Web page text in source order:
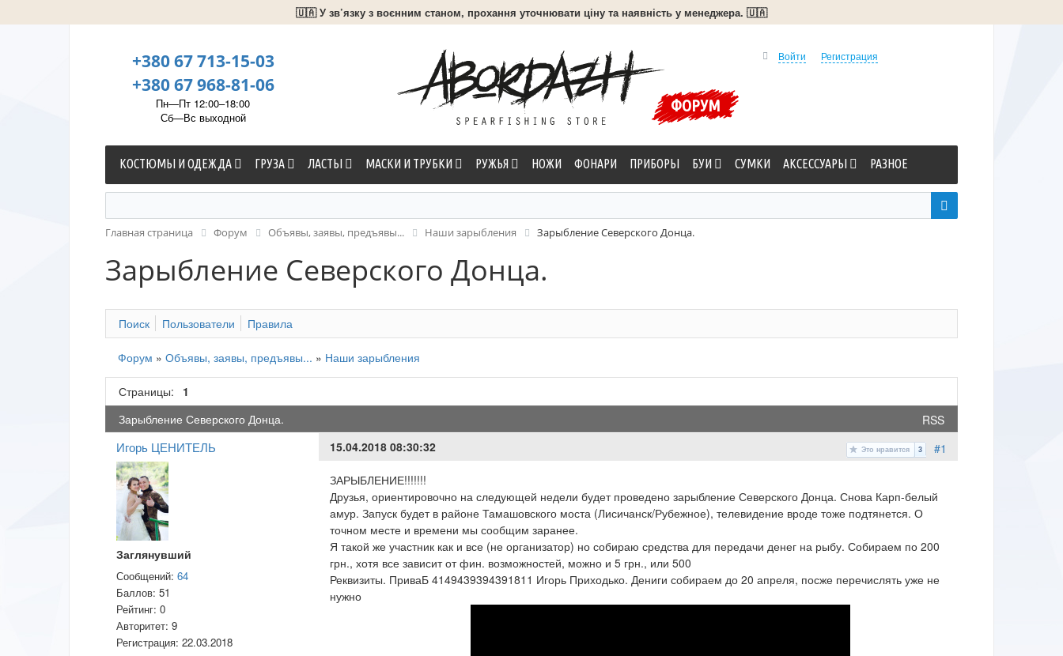
🇺🇦 У зв’язку з воєнним станом, прохання уточнювати ціну та наявність у менеджера. 🇺🇦
+380 67 713-15-03
+380 67 968-81-06
Пн—Пт 12:00–18:00
Сб—Вс выходной
ФОРУМ
Войти Регистрация
КОСТЮМЫ И ОДЕЖДА ГРУЗА ЛАСТЫ МАСКИ И ТРУБКИ РУЖЬЯ НОЖИ ФОНАРИ ПРИБОРЫ БУИ СУМКИ АКСЕССУАРЫ РАЗНОЕ
Главная страница Форум Объявы, заявы, предъявы... Наши зарыбления Зарыбление Северского Донца.
Зарыбление Северского Донца.
Поиск Пользователи Правила
Форум » Объявы, заявы, предъявы... » Наши зарыбления
Страницы:
1
RSS
Зарыбление Северского Донца.
Игорь ЦЕНИТЕЛЬ
Заглянувший
Сообщений: 64
Баллов: 51
Рейтинг: 0
Авторитет: 9
Регистрация: 22.03.2018
#1
Это нравится 3
15.04.2018 08:30:32
ЗАРЫБЛЕНИЕ!!!!!!!
Друзья, ориентировочно на следующей недели будет проведено зарыбление Северского Донца. Снова Карп-белый
амур. Запуск будет в районе Тамашовского моста (Лисичанск/Рубежное), телевидение вроде тоже подтянется. О
точном месте и времени мы сообщим заранее.
Я такой же участник как и все (не организатор) но собираю средства для передачи денег на рыбу. Собираем по 200
грн., хотя все зависит от фин. возможностей, можно и 5 грн., или 500
Реквизиты. ПриваБ 4149439394391811 Игорь Приходько. Дениги собираем до 20 апреля, посже перечислять уже не
нужно